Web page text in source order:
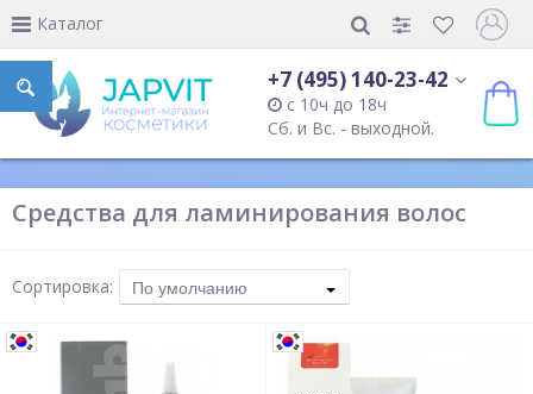
Каталог
+7 (495) 140-23-42
с 10ч до 18ч
Сб. и Вс. - выходной.
Средства для ламинирования волос
Сортировка: По умолчанию